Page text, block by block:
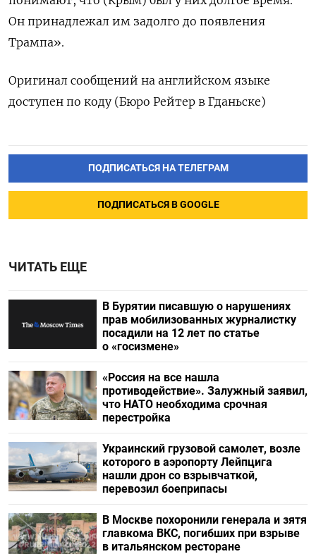
Он принадлежал им задолго до появления
Трампа».
Оригинал сообщений на английском языке
доступен по коду (Бюро Рейтер в Гданьске)
ПОДПИСАТЬСЯ НА ТЕЛЕГРАМ
ПОДПИСАТЬСЯ В GOOGLE
ЧИТАТЬ ЕЩЕ
В Бурятии писавшую о нарушениях
прав мобилизованных журналистку
посадили на 12 лет по статье
о «госизмене»
«Россия на все нашла
противодействие». Залужный заявил,
что НАТО необходима срочная
перестройка
Украинский грузовой самолет, возле
которого в аэропорту Лейпцига
нашли дрон со взрывчаткой,
перевозил боеприпасы
В Москве похоронили генерала и зятя
главкома ВКС, погибших при взрыве
в итальянском ресторане